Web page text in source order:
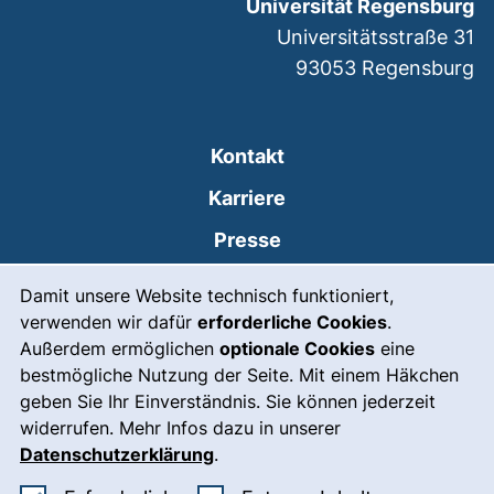
Damit unsere Website technisch funktioniert,
verwenden wir dafür erforderliche Cookies.
Außerdem ermöglichen optionale Cookies eine
bestmögliche Nutzung der Seite. Mit einem Häkchen
geben Sie Ihr Einverständnis. Sie können jederzeit
widerrufen. Mehr Infos dazu in unserer
Datenschutzerklärung.
Kontakt
Karriere
Presse
Leichte Sprache
Gebärdensprache
Notfall(externer Link, öffnet
Impressum
Universität Regensburg
Universitätsstraße 31
93053 Regensburg